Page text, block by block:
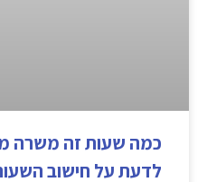
כמה שעות זה משרה
לדעת על חישוב